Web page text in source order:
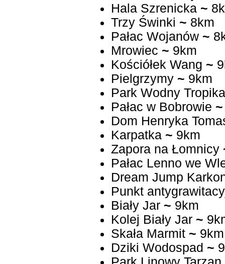
Hala Szrenicka ~
Trzy Świnki ~ 8km
Pałac Wojanów ~
Mrowiec ~ 9km
Kościółek Wang ~
Pielgrzymy ~ 9km
Park Wodny
Pałac w Bobrowie ~
Dom Henryka
Karpatka ~ 9km
Zapora na Łomnicy
Pałac Lenno we
Dream Jump
Punkt
Biały Jar ~ 9km
Kolej Biały Jar ~
Skała Marmit ~ 9km
Dziki Wodospad ~